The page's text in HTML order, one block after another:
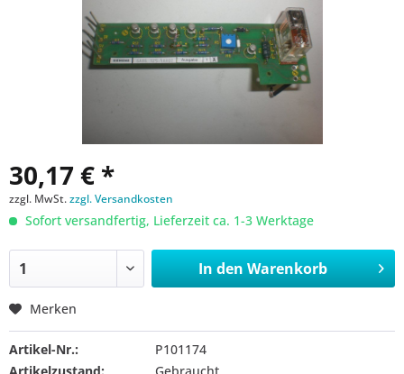
30,17 € *
zzgl. MwSt.zzgl. Versandkosten
Sofort versandfertig, Lieferzeit ca. 1-3 Werktage
In den Warenkorb
Merken
Artikel-Nr.:
P101174